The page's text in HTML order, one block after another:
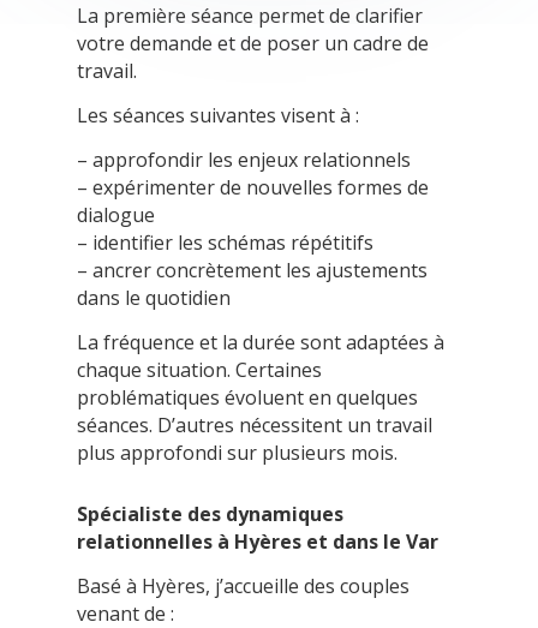
La première séance permet de clarifier
votre demande et de poser un cadre de
travail.
Les séances suivantes visent à :
– approfondir les enjeux relationnels
– expérimenter de nouvelles formes de
dialogue
– identifier les schémas répétitifs
– ancrer concrètement les ajustements
dans le quotidien
La fréquence et la durée sont adaptées à
chaque situation. Certaines
problématiques évoluent en quelques
séances. D’autres nécessitent un travail
plus approfondi sur plusieurs mois.
Spécialiste des dynamiques
relationnelles à Hyères et dans le Var
Basé à Hyères, j’accueille des couples
venant de :